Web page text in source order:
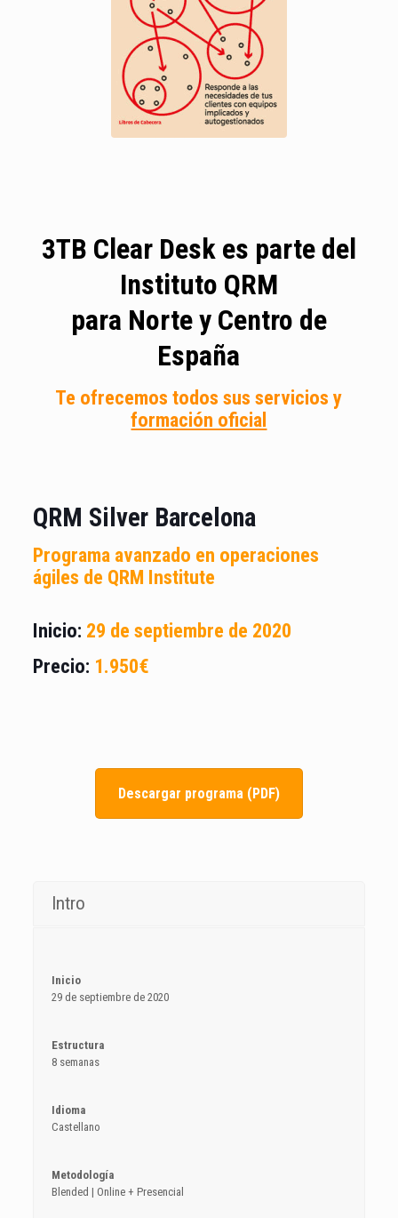
3TB Clear Desk es parte del
Instituto QRM
para Norte y Centro de
España
Te ofrecemos todos sus servicios y
formación oficial
QRM Silver Barcelona
Programa avanzado en operaciones
ágiles de QRM Institute
Inicio: 29 de septiembre de 2020
Precio: 1.950€
Descargar programa (PDF)
Intro
Inicio
29 de septiembre de 2020
Estructura
8 semanas
Idioma
Castellano
Metodología
Blended | Online + Presencial